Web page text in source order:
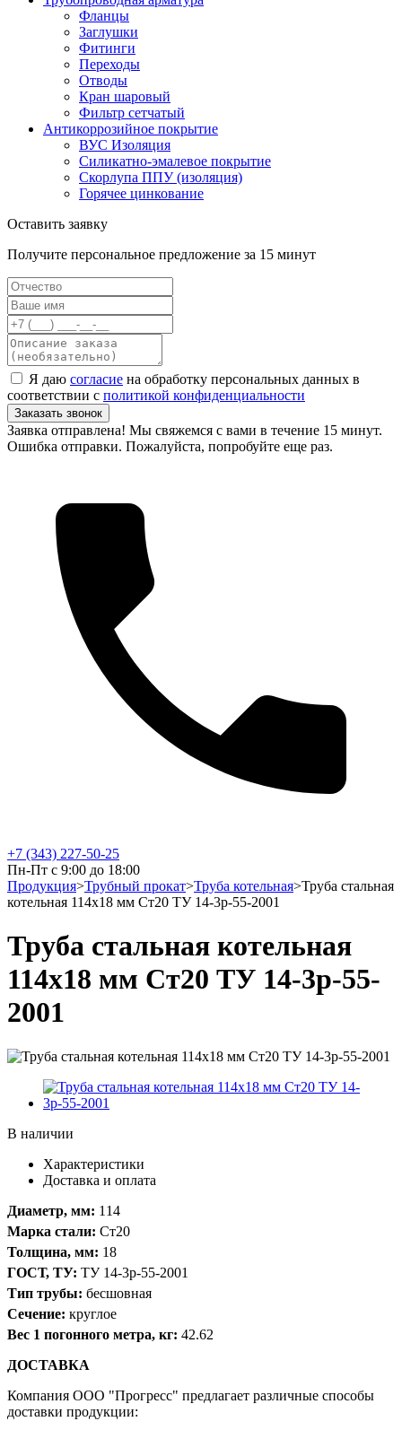
Фланцы
Заглушки
Фитинги
Переходы
Отводы
Кран шаровый
Фильтр сетчатый
Антикоррозийное покрытие
ВУС Изоляция
Силикатно-эмалевое покрытие
Скорлупа ППУ (изоляция)
Горячее цинкование
Оставить заявку
Получите персональное предложение за 15 минут
Я даю согласие на обработку персональных данных в
соответствии с политикой конфиденциальности
Заказать звонок
Заявка отправлена! Мы свяжемся с вами в течение 15 минут.
Ошибка отправки. Пожалуйста, попробуйте еще раз.
+7 (343) 227-50-25
Пн-Пт с 9:00 до 18:00
Продукция>Трубный прокат>Труба котельная>Труба стальная
котельная 114х18 мм Ст20 ТУ 14-3р-55-2001
Труба стальная котельная
114х18 мм Ст20 ТУ 14-3р-55-
2001
В наличии
Характеристики
Доставка и оплата
Диаметр, мм: 114
Марка стали: Ст20
Толщина, мм: 18
ГОСТ, ТУ: ТУ 14-3р-55-2001
Тип трубы: бесшовная
Сечение: круглое
Вес 1 погонного метра, кг: 42.62
ДОСТАВКА
Компания OOO "Прогресс" предлагает различные способы
доставки продукции: